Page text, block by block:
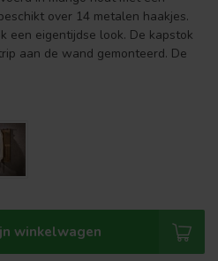
over 14 metalen haakjes.
een eigentijdse look. De kapstok
aan de wand gemonteerd. De
winkelwagen